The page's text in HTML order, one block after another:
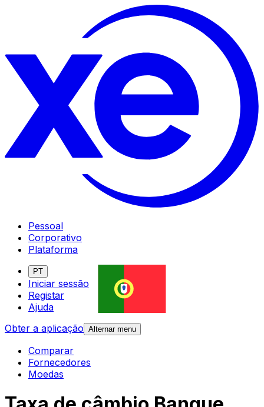
Pessoal
Corporativo
Plataforma
PT
Iniciar sessão
Registar
Ajuda
Obter a aplicação Alternar menu
Comparar
Fornecedores
Moedas